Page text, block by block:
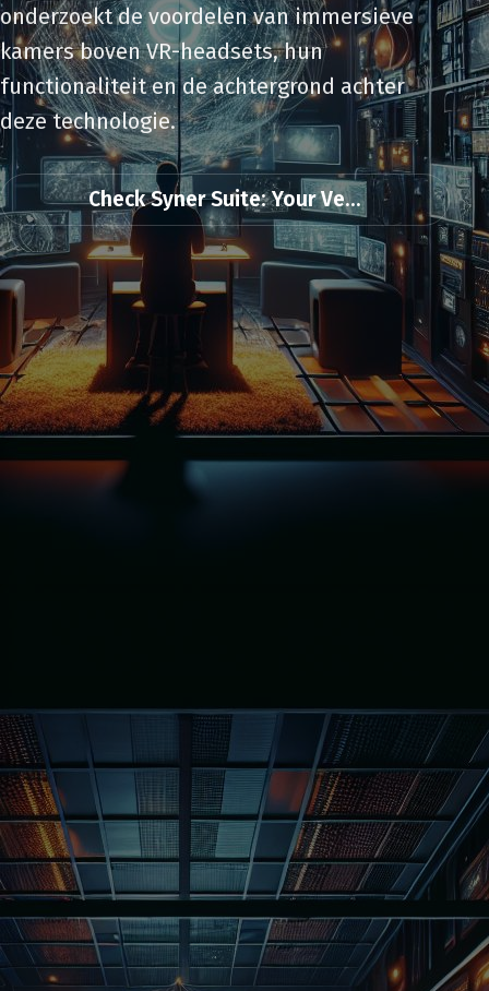
onderzoekt de voordelen van immersieve
kamers boven VR-headsets, hun
functionaliteit en de achtergrond achter
deze technologie.
Check Syner Suite: Your Ve...